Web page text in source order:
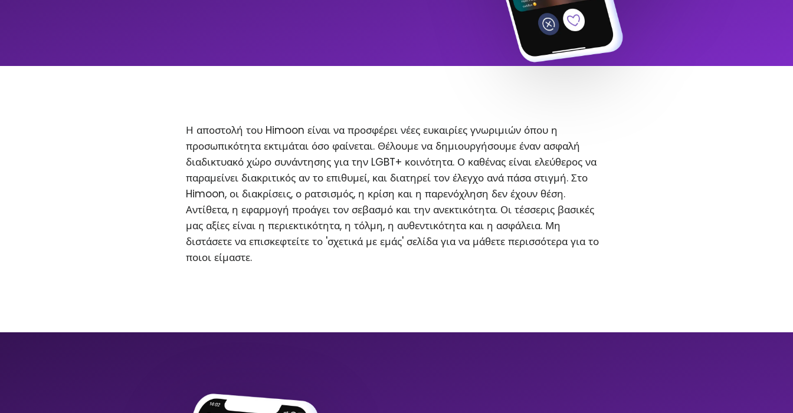
Η αποστολή του Himoon είναι να προσφέρει νέες ευκαιρίες γνωριμιών όπου η
προσωπικότητα εκτιμάται όσο φαίνεται. Θέλουμε να δημιουργήσουμε έναν ασφαλή
διαδικτυακό χώρο συνάντησης για την LGBT+ κοινότητα. Ο καθένας είναι ελεύθερος να
παραμείνει διακριτικός αν το επιθυμεί, και διατηρεί τον έλεγχο ανά πάσα στιγμή. Στο
Himoon, οι διακρίσεις, ο ρατσισμός, η κρίση και η παρενόχληση δεν έχουν θέση.
Αντίθετα, η εφαρμογή προάγει τον σεβασμό και την ανεκτικότητα. Οι τέσσερις βασικές
μας αξίες είναι η περιεκτικότητα, η τόλμη, η αυθεντικότητα και η ασφάλεια. Μη
διστάσετε να επισκεφτείτε το 'σχετικά με εμάς' σελίδα για να μάθετε περισσότερα για το
ποιοι είμαστε.